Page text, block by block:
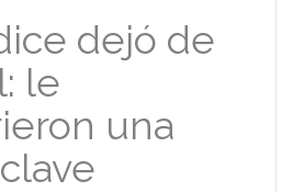
dejó de
le
una